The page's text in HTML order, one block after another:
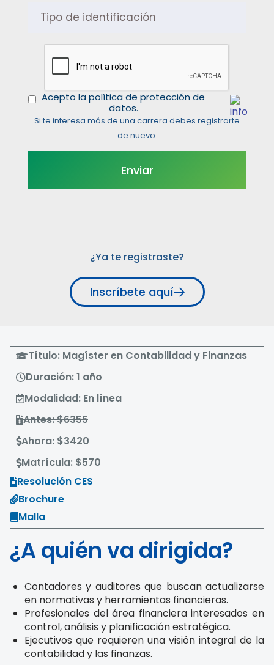
Título: Magíster en Contabilidad y Finanzas
Duración: 1 año
Modalidad: En línea
Antes: $6355
Ahora: $3420
Matrícula: $570
Resolución CES
Brochure
Malla
¿A quién va dirigida?
Contadores y auditores que buscan actualizarse
en normativas y herramientas financieras.
Profesionales del área financiera interesados en
control, análisis y planificación estratégica.
Ejecutivos que requieren una visión integral de la
contabilidad y las finanzas.
Acepto la política de protección de
datos.
Si te interesa más de una carrera debes registrarte
de nuevo.
¿Ya te registraste?
Inscríbete aquí